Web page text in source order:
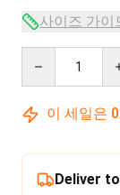
사이즈 가이
이 세일은
Deliver